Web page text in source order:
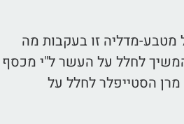
מטבע-מדליה זו בעקבות מה
לחלל על העשר ל"י מכסף
הסטייפלר לחלל על